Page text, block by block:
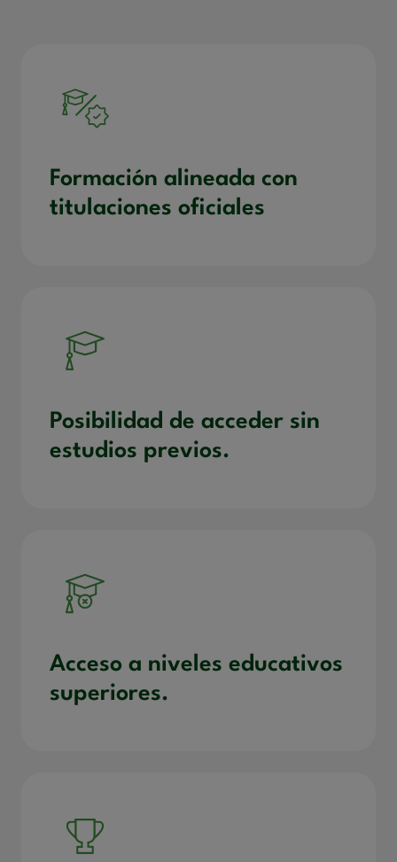
Formación alineada con
titulaciones oficiales
Posibilidad de acceder sin
estudios previos.
Acceso a niveles educativos
superiores.